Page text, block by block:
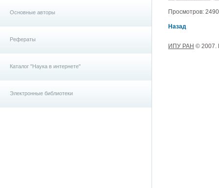
Основные авторы
Рефераты
Каталог "Наука в интернете"
Электронные библиотеки
Просмотров:
Назад
ИПУ РАН © 2007.